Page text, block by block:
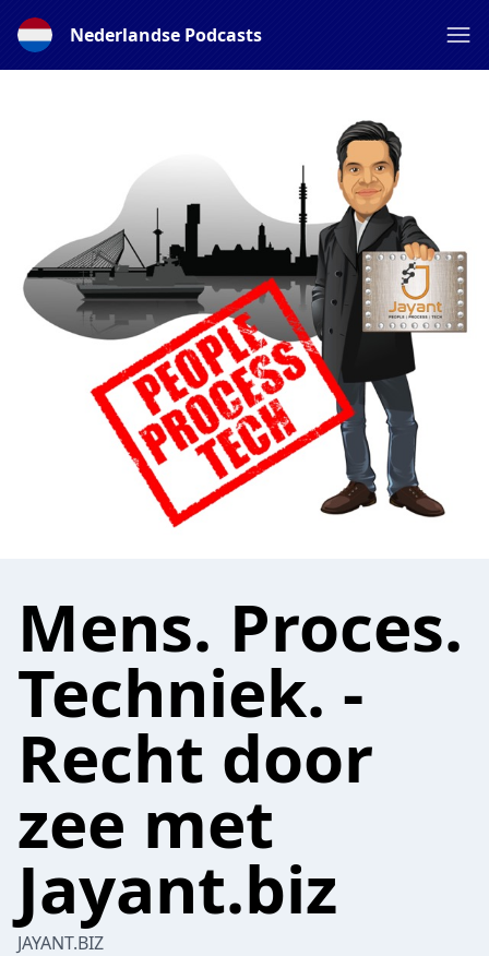
Nederlandse Podcasts
Mens. Proces.
Techniek. -
Recht door
zee met
Jayant.biz
JAYANT.BIZ